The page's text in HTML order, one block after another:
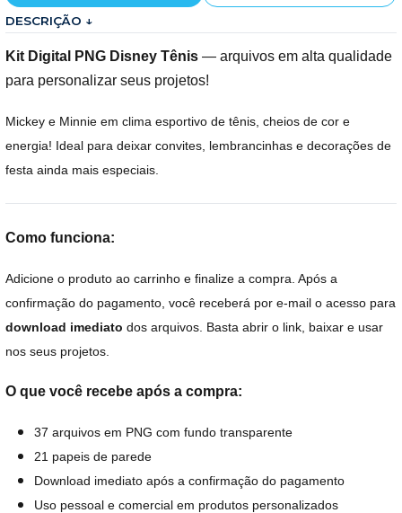
DESCRIÇÃO ↓
Kit Digital PNG Disney Tênis — arquivos em alta qualidade
para personalizar seus projetos!
Mickey e Minnie em clima esportivo de tênis, cheios de cor e
energia! Ideal para deixar convites, lembrancinhas e decorações de
festa ainda mais especiais.
Como funciona:
Adicione o produto ao carrinho e finalize a compra. Após a
confirmação do pagamento, você receberá por e-mail o acesso para
download imediato dos arquivos. Basta abrir o link, baixar e usar
nos seus projetos.
O que você recebe após a compra:
37 arquivos em PNG com fundo transparente
21 papeis de parede
Download imediato após a confirmação do pagamento
Uso pessoal e comercial em produtos personalizados